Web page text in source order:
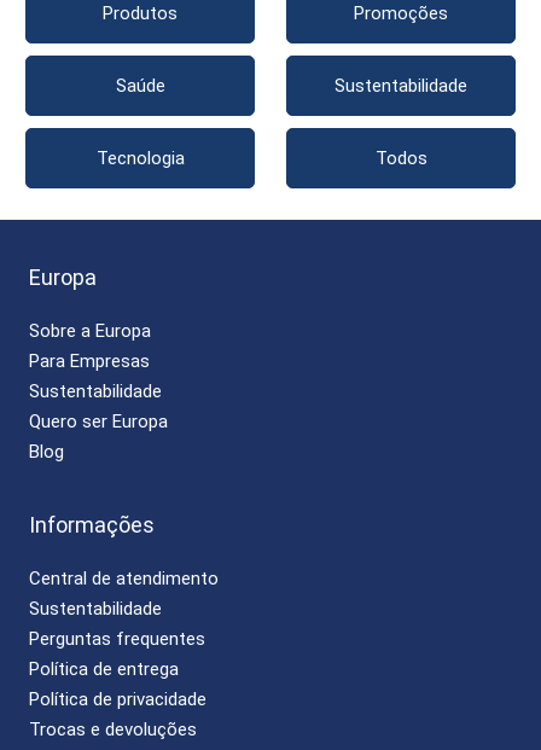
Produtos Promoções
Saúde Sustentabilidade
Tecnologia Todos
Europa
Sobre a Europa
Para Empresas
Sustentabilidade
Quero ser Europa
Blog
Informações
Central de atendimento
Sustentabilidade
Perguntas frequentes
Política de entrega
Política de privacidade
Trocas e devoluções